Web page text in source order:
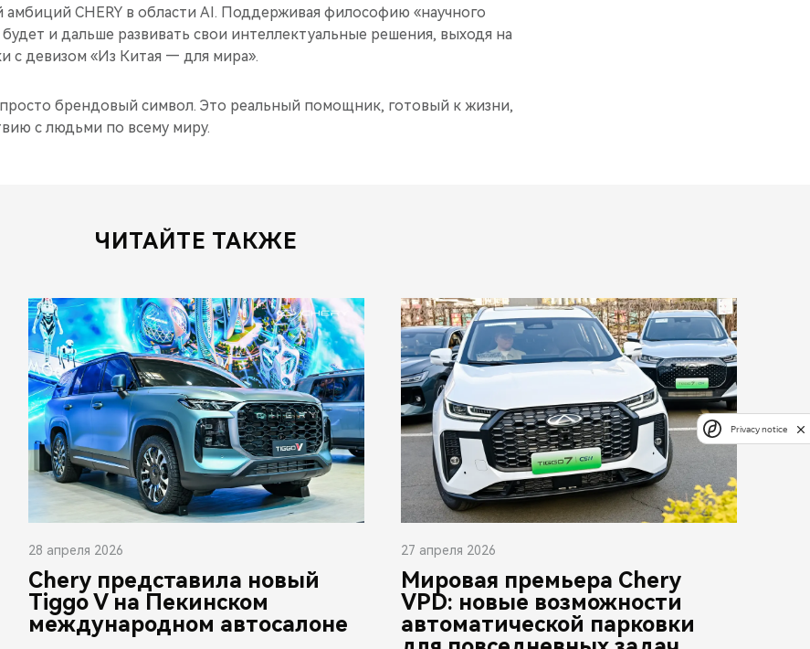
CHERY в области AI. Поддерживая философию «научного
и дальше развивать свои интеллектуальные решения, выходя на
с девизом «Из Китая — для мира».
брендовый символ. Это реальный помощник, готовый к жизни,
с людьми по всему миру.
ЧИТАЙТЕ ТАКЖЕ
28 апреля 2026
Chery представила новый
Tiggo V на Пекинском
международном автосалоне
27 апреля 2026
Мировая премьера Chery
VPD: новые возможности
автоматической парковки
Privacy notice